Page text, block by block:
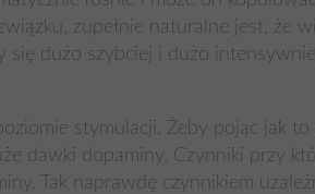
zupełnie naturalne jest, że
się dużo szybciej i dużo
stymulacji. Żeby pojąc jak to
dawki dopaminy. Czynniki przy
Tak naprawdę czynnikiem